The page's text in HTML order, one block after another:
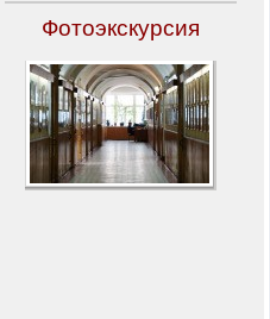
Фотоэкскурсия